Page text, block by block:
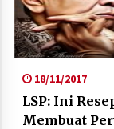
18/11/2017
LSP: Ini
Membuat